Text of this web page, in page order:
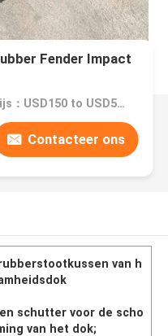
Fender Impact
Prijs：USD150 to USD580 Per Piece
Contacteer ons
van h
schutter voor de scho
van het dok;